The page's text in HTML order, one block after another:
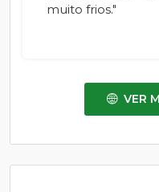
muito frios."
VER